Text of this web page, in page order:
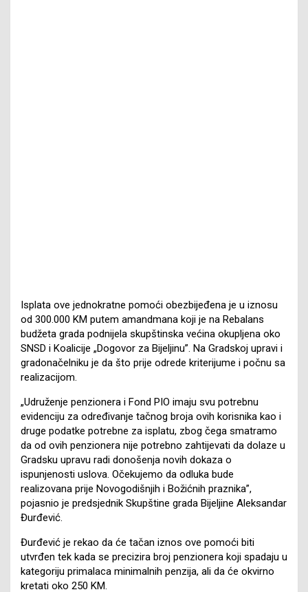
Isplata ove jednokratne pomoći obezbijeđena je u iznosu
od 300.000 KM putem amandmana koji je na Rebalans
budžeta grada podnijela skupštinska većina okupljena oko
SNSD i Koalicije „Dogovor za Bijeljinu”. Na Gradskoj upravi i
gradonačelniku je da što prije odrede kriterijume i počnu sa
realizacijom.
„Udruženje penzionera i Fond PIO imaju svu potrebnu
evidenciju za određivanje tačnog broja ovih korisnika kao i
druge podatke potrebne za isplatu, zbog čega smatramo
da od ovih penzionera nije potrebno zahtijevati da dolaze u
Gradsku upravu radi donošenja novih dokaza o
ispunjenosti uslova. Očekujemo da odluka bude
realizovana prije Novogodišnjih i Božićnih praznika”,
pojasnio je predsjednik Skupštine grada Bijeljine Aleksandar
Đurđević.
Đurđević je rekao da će tačan iznos ove pomoći biti
utvrđen tek kada se precizira broj penzionera koji spadaju u
kategoriju primalaca minimalnih penzija, ali da će okvirno
kretati oko 250 KM.